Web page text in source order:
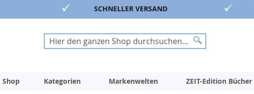
SCHNELLER VERSAND
Suche
Suche
Shop Kategorien Markenwelten ZEIT-Edition Bücher